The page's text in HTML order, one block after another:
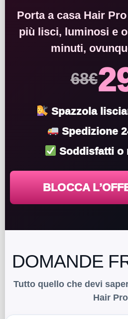
Porta a casa Hair
più lisci, luminosi e
minuti,
68€
Spazzola
Spedizione
Soddisfatti o
BLOCCA
DOMANDE
Tutto quello che devi
Hair